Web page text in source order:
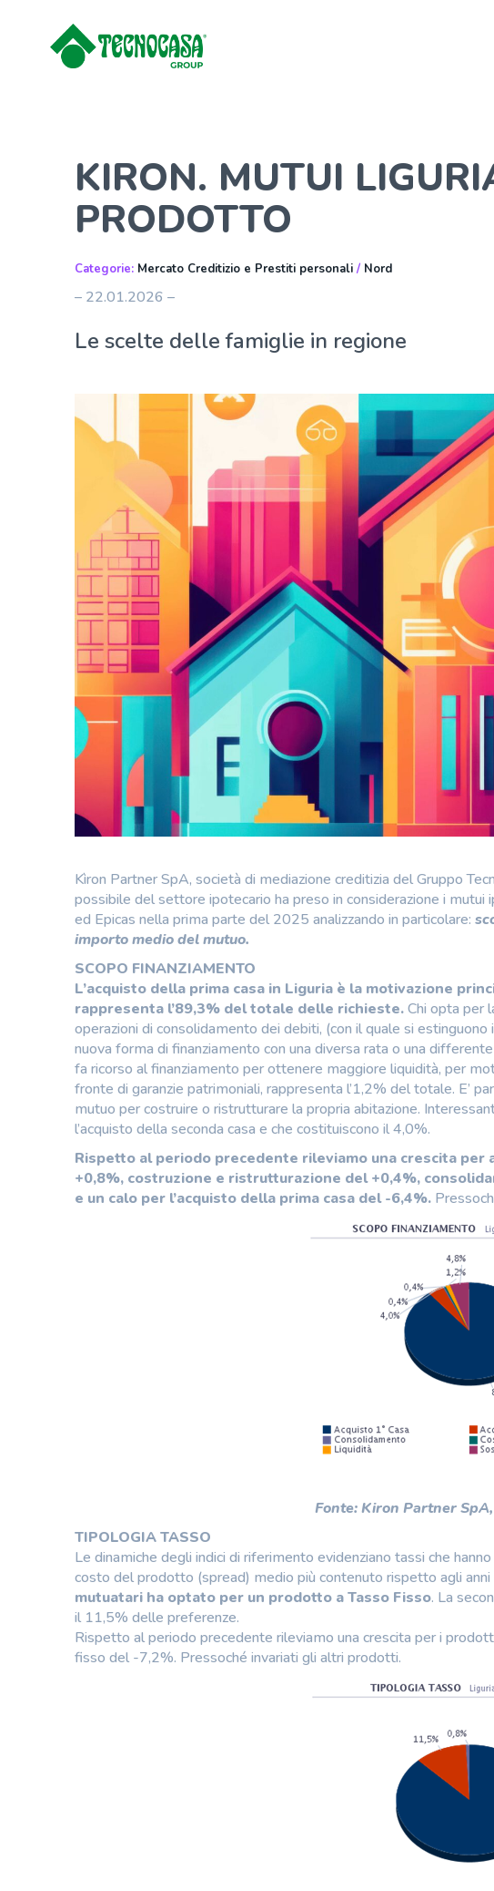
KIRON. MUTUI
PRODOTTO
Categorie: Mercato Creditizio e Prestiti personali / Nord
– 22.01.2026 –
Le scelte delle famiglie in regione
Kìron Partner SpA, società di mediazione creditizia del Gruppo
possibile del settore ipotecario ha preso in considerazione i
ed Epicas nella prima parte del 2025 analizzando in particolare:
importo medio del mutuo.
SCOPO FINANZIAMENTO
L’acquisto della prima casa in Liguria è la motivazione
rappresenta l’89,3% del totale delle richieste.Chi opta per
operazioni di consolidamento dei debiti, (con il quale si
nuova forma di finanziamento con una diversa rata o una
fa ricorso al finanziamento per ottenere maggiore liquidità, per
fronte di garanzie patrimoniali, rappresenta l’1,2% del totale. E’
mutuo per costruire o ristrutturare la propria abitazione.
l’acquisto della seconda casa e che costituiscono il 4,0%.
Rispetto al periodo precedente rileviamo una crescita per
+0,8%, costruzione e ristrutturazione del +0,4%,
e un calo per l’acquisto della prima casa del -6,4%.
Fonte: Kiron Partner
TIPOLOGIA TASSO
Le dinamiche degli indici di riferimento evidenziano tassi che
costo del prodotto (spread) medio più contenuto rispetto agli
mutuatari ha optato per un prodotto a Tasso Fisso. La
il 11,5% delle preferenze.
Rispetto al periodo precedente rileviamo una crescita per i
fisso del -7,2%. Pressoché invariati gli altri prodotti.